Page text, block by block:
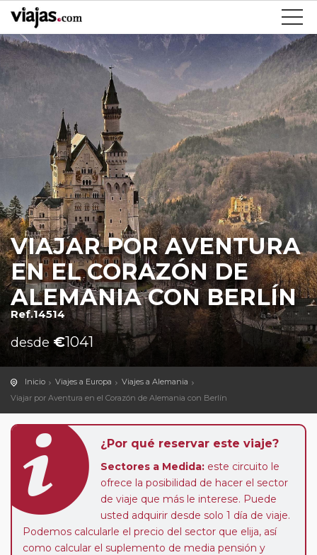
VIAJAR POR AVENTURA
EN EL CORAZÓN DE
ALEMANIA CON BERLÍN
Ref.14514
desde €1041
Inicio Viajes a Europa
Viajes a Alemania
Viajar por Aventura en el Corazón de Alemania con Berlín
¿Por qué reservar este viaje?
Sectores a Medida: este circuito le
ofrece la posibilidad de hacer el sector
de viaje que más le interese. Puede
usted adquirir desde solo 1 día de viaje.
Podemos calcularle el precio del sector que elija, así
como calcular el suplemento de media pensión y